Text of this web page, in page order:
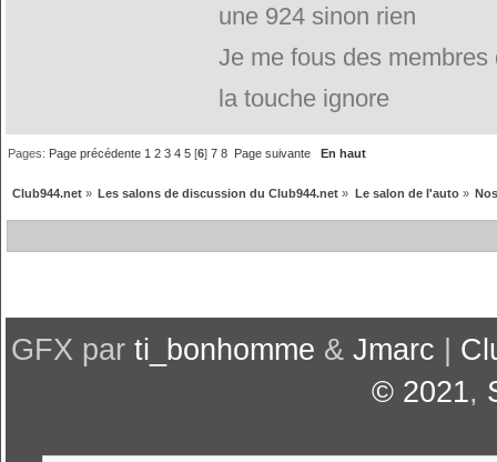
une 924 sinon rien
Je me fous des
la touche ignore
Pages: Page précédente 1 2 3 4 5 [6]7 8 Page suivante En haut
Club944.net» Les salons de discussion du Club944.net » Le salon de l'auto»
GFX par ti_bonhomme & Jmarc
© 2021,